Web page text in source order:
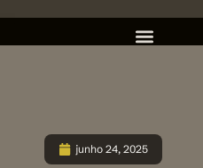
junho 24, 2025